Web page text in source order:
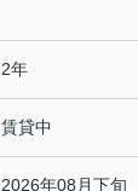
2年
賃貸中
2026年08月下旬